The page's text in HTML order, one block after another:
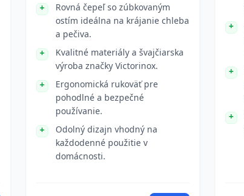
Rovná čepeľ so zúbkovaným
ostím ideálna na krájanie chleba
a pečiva.
Kvalitné materiály a švajčiarska
výroba značky Victorinox.
Ergonomická rukoväť pre
pohodlné a bezpečné
používanie.
Odolný dizajn vhodný na
každodenné použitie v
domácnosti.